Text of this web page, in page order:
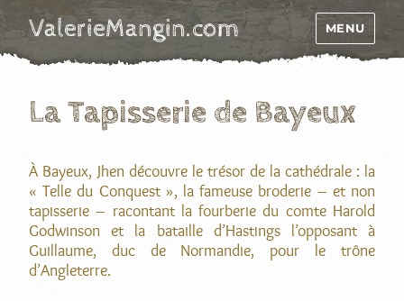
ValerieMangin.com MENU
La Tapisserie de Bayeux
À Bayeux, Jhen découvre le trésor de la cathédrale : la
« Telle du Conquest », la fameuse broderie – et non
tapisserie – racontant la fourberie du comte Harold
Godwinson et la bataille d’Hastings l’opposant à
Guillaume, duc de Normandie, pour le trône
d’Angleterre.